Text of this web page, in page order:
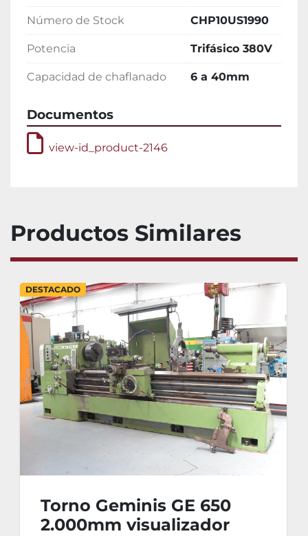
Número de Stock CHP10US1990
Potencia Trifásico 380V
Capacidad de chaflanado 6 a 40mm
Documentos
view-id_product-2146
Productos Similares
DESTACADO
Torno Geminis GE 650
2.000mm visualizador